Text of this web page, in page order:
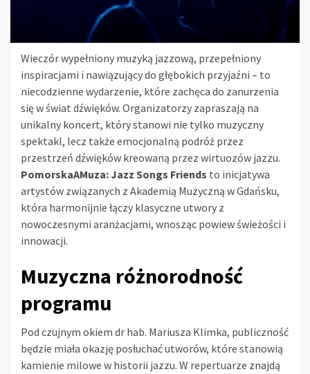
Wieczór wypełniony muzyką jazzową, przepełniony
inspiracjami i nawiązujący do głębokich przyjaźni – to
niecodzienne wydarzenie, które zachęca do zanurzenia
się w świat dźwięków. Organizatorzy zapraszają na
unikalny koncert, który stanowi nie tylko muzyczny
spektakl, lecz także emocjonalną podróż przez
przestrzeń dźwięków kreowaną przez wirtuozów jazzu.
PomorskaAMuza: Jazz Songs Friends to inicjatywa
artystów związanych z Akademią Muzyczną w Gdańsku,
która harmonijnie łączy klasyczne utwory z
nowoczesnymi aranżacjami, wnosząc powiew świeżości i
innowacji.
Muzyczna różnorodność
programu
Pod czujnym okiem dr hab. Mariusza Klimka, publiczność
będzie miała okazję posłuchać utworów, które stanowią
kamienie milowe w historii jazzu. W repertuarze znajdą